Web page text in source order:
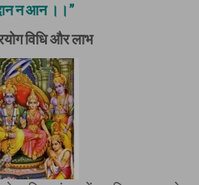
न आन ।।”
विधि और लाभ